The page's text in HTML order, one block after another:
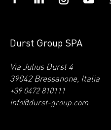
Durst Group SPA
Via Julius Durst 4
39042 Bressanone, Italia
+39 0472 810111
info@durst-group.com